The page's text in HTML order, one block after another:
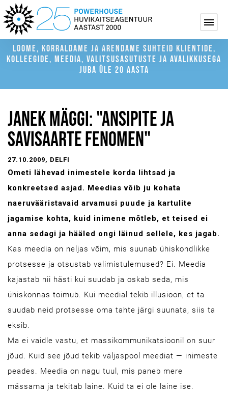
LOOME, KORRALDAME JA ARENDAME SUHTEID KLIENTIDE,
KOLLEEGIDE, MEEDIA, VALITSUSASUTUSTE JA AVALIKKUSEGA
JUBA ÜLE 20 AASTA
JANEK MÄGGI: "ANSIPITE JA
SAVISAARTE FENOMEN"
27.10.2009, DELFI
Ometi lähevad inimestele korda lihtsad ja
konkreetsed asjad. Meedias võib ju kohata
naeruvääristavaid arvamusi puude ja kartulite
jagamise kohta, kuid inimene mõtleb, et teised ei
anna sedagi ja hääled ongi läinud sellele, kes jagab.
Kas meedia on neljas võim, mis suunab ühiskondlikke
protsesse ja otsustab valimistulemused? Ei. Meedia
kajastab nii hästi kui suudab ja oskab seda, mis
ühiskonnas toimub. Kui meedial tekib illusioon, et ta
suudab neid protsesse oma tahte järgi suunata, siis ta
eksib.
Ma ei vaidle vastu, et massikommunikatsioonil on suur
jõud. Kuid see jõud tekib väljaspool meediat — inimeste
peades. Meedia on nagu tuul, mis paneb mere
mässama ja tekitab laine. Kuid ta ei ole laine ise.